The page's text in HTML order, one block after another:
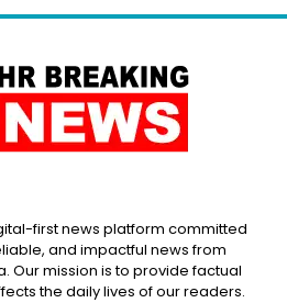
first news platform committed
and impactful news from
Our mission is to provide factual
the daily lives of our readers.